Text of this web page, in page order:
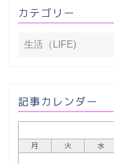
カテゴリー
記事カレンダー
月
火 水